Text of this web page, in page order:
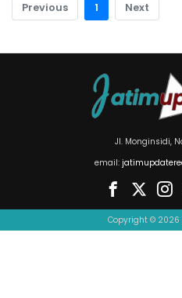
Previous 1 Next
Jl. Monginsidi,
email:
Copyright © 2026